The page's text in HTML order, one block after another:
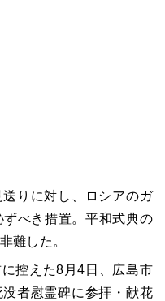
りに対し、ロシアのガ
べき措置。平和式典の
難した。
控えた8月4日、広島市
者慰霊碑に参拝・献花